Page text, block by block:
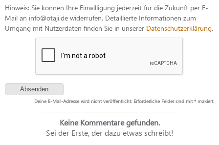
Hinweis: Sie können Ihre Einwilligung jederzeit für die Zukunft per E-
Mail an info@otaji.de widerrufen. Detaillierte Informationen zum
Umgang mit Nutzerdaten finden Sie in unserer Datenschutzerklärung
Deine E-Mail-Adresse wird nicht veröffentlicht. Erforderliche Felder sind mit * makiert.
Keine Kommentare gefunden.
Sei der Erste, der dazu etwas schreibt!